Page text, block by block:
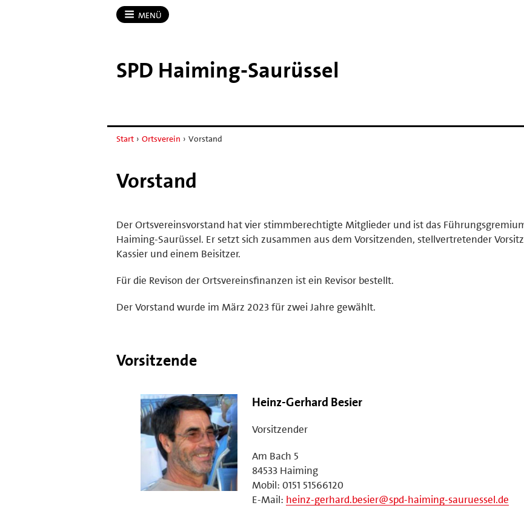
MENÜ
SPD Haiming-​Saurüssel
Start › Ortsverein › Vorstand
Vorstand
Der Ortsvereinsvorstand hat vier stimmberechtigte Mitglieder und ist das
Haiming-Saurüssel. Er setzt sich zusammen aus dem Vorsitzenden, stellvertretender
Kassier und einem Beisitzer.
Für die Revison der Ortsvereinsfinanzen ist ein Revisor bestellt.
Der Vorstand wurde im März 2023 für zwei Jahre gewählt.
Vorsitzende
Heinz-Gerhard Besier
Vorsitzender
Am Bach 5
84533 Haiming
Mobil: 0151 51566120
E-Mail: heinz-gerhard.besier@spd-haiming-sauruessel.de